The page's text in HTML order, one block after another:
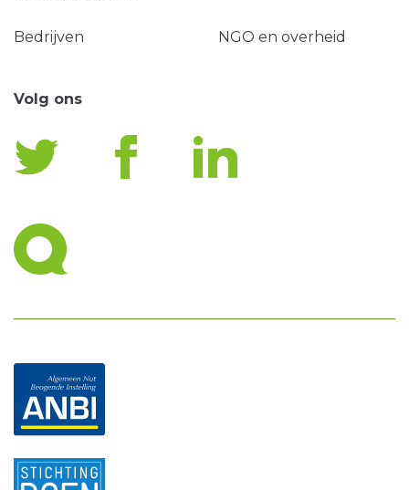
Bedrijven NGO en overheid
Volg ons